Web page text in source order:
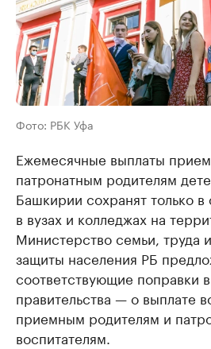
Фото: РБК Уфа
Ежемесячные выплаты
патронатным родителям
Башкирии сохранят только в
в вузах и колледжах на
Министерство семьи, труда
защиты населения РБ
соответствующие поправки
правительства — о выплате
приемным родителям и
воспитателям.